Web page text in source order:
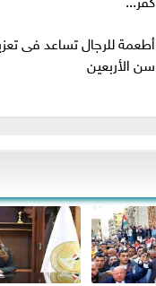
أطعمة للرجال تساعد فى
سن الأربعين